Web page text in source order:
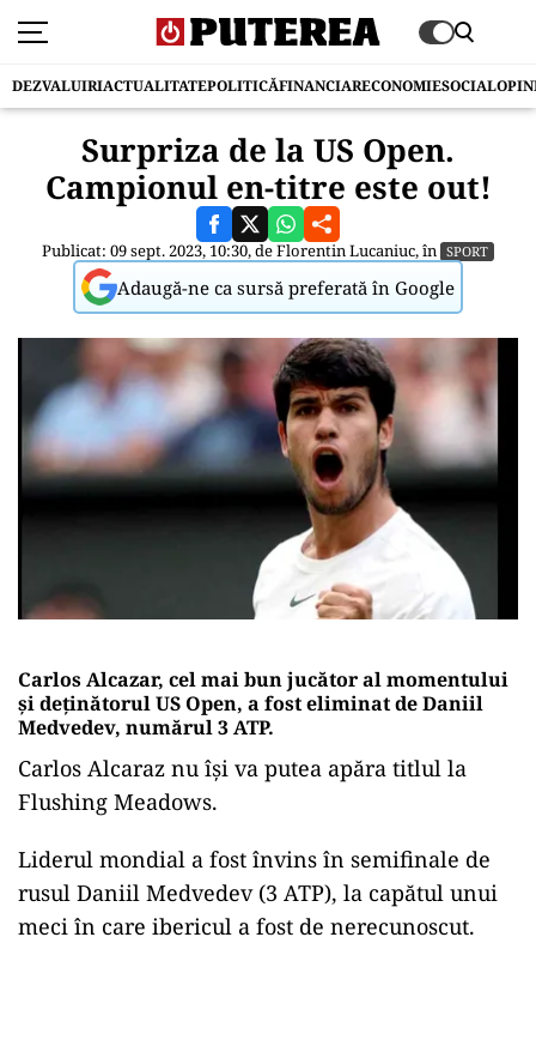
DEZVALUIRIACTUALITATEPOLITICĂFINANCIARECONOMIESOCIAL
Surpriza de la US Open.
Campionul en-titre este out!
Publicat: 09 sept. 2023, 10:30, deFlorentin Lucaniuc, în SPORT
Adaugă-ne ca sursă preferată în Google
Carlos Alcazar, cel mai bun jucător al momentului
și deținătorul US Open, a fost eliminat de Daniil
Medvedev, numărul 3 ATP.
Carlos Alcaraz nu își va putea apăra titlul la
Flushing Meadows.
Liderul mondial a fost învins în semifinale de
rusul Daniil Medvedev (3 ATP), la capătul unui
meci în care ibericul a fost de nerecunoscut.